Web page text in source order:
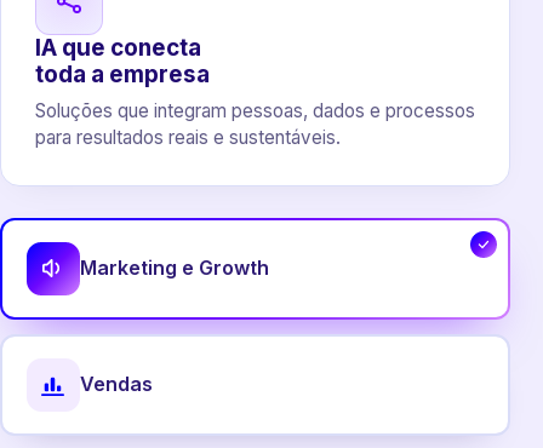
IA que conecta
toda a empresa
Soluções que integram pessoas, dados e processos
para resultados reais e sustentáveis.
Marketing e Growth
Vendas